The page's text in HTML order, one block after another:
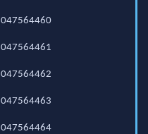
047564460
047564461
047564462
047564463
047564464